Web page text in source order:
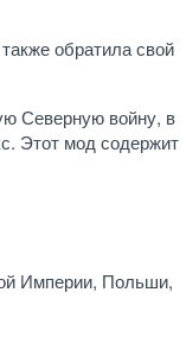
обратила свой
Северную войну, в
Этот мод содержит
Империи, Польши,